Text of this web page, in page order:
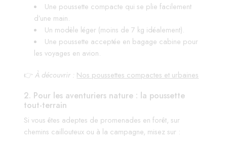
Une poussette compacte qui se plie facilement
d’une main.
Un modèle léger (moins de 7 kg idéalement).
Une poussette acceptée en bagage cabine pour
les voyages en avion.
👉À découvrir : Nos poussettes compactes et urbaines
2. Pour les aventuriers nature : la poussette
tout-terrain
Si vous êtes adeptes de promenades en forêt, sur
chemins caillouteux ou à la campagne, misez sur :